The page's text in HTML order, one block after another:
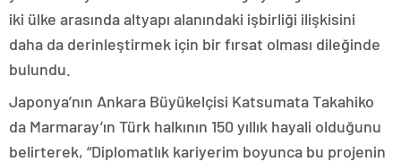
iki ülke arasında altyapı alanındaki işbirliği ilişkisini
daha da derinleştirmek için bir fırsat olması dileğinde
bulundu.
Japonya’nın Ankara Büyükelçisi Katsumata Takahiko
da Marmaray’ın Türk halkının 150 yıllık hayali olduğunu
belirterek, “Diplomatlık kariyerim boyunca bu projenin